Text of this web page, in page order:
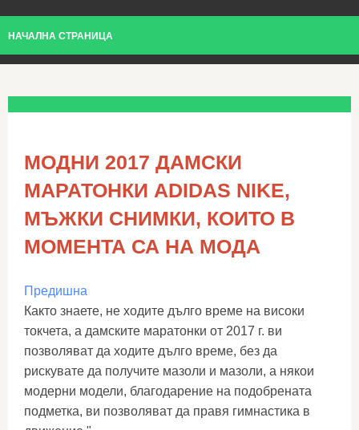
НАЧАЛНА СТРАНИЦА
МОДНИ 2017 ДАМСКИ
МАРАТОНКИ ADIDAS NIKE,
МЪЖКИ СНИМКИ, КОИТО В
МОМЕНТА СА НА МОДА
Предишна
Както знаете, не ходите дълго време на високи
токчета, а дамските маратонки от 2017 г. ви
позволяват да ходите дълго време, без да
рискувате да получите мазоли и мазоли, а някои
модерни модели, благодарение на подобрената
подметка, ви позволяват да правя гимнастика в